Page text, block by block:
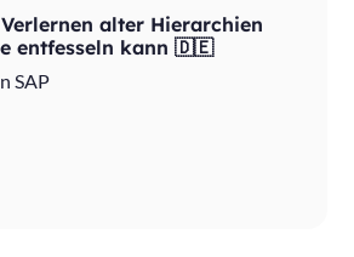
Verlernen alter Hierarchien
entfesseln kann 🇩🇪
SAP